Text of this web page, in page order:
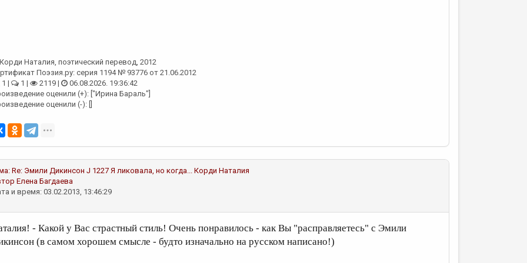
Корди Наталия, поэтический перевод, 2012
Поэзия.ру: серия 1194 № 93776 от 21.06.2012
1 |
1 | 2119 |
06.08.2026. 19:36:42
оценили (+): ["Ирина Бараль"]
оценили (-): []
Re: Эмили Дикинсон J 1227 Я ликовала, но когда... Корди Наталия
Елена Багдаева
и время: 03.02.2013, 13:46:29
- Какой у Вас страстный стиль! Очень понравилось - как Вы "расправляетесь" с Эмили
(в самом хорошем смысле - будто изначально на русском написано!)